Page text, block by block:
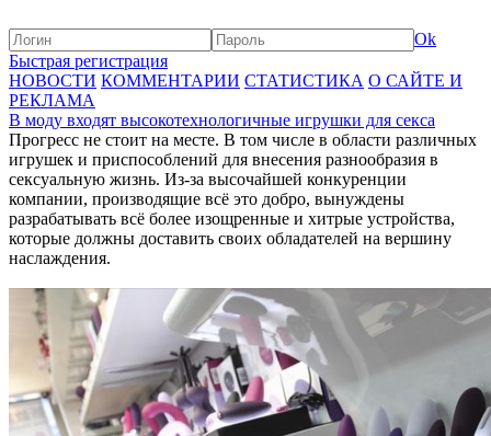
Ok
Быстрая регистрация
НОВОСТИ КОММЕНТАРИИ СТАТИСТИКА О САЙТЕ И
РЕКЛАМА
В моду входят высокотехнологичные игрушки для секса
Прогресс не стоит на месте. В том числе в области различных
игрушек и приспособлений для внесения разнообразия в
сексуальную жизнь. Из-за высочайшей конкуренции
компании, производящие всё это добро, вынуждены
разрабатывать всё более изощренные и хитрые устройства,
которые должны доставить своих обладателей на вершину
наслаждения.